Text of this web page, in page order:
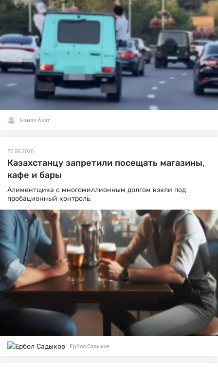
Наиля Ахат
25.06.2026
Казахстанцу запретили посещать магазины,
кафе и бары
Алиментщика с многомиллионным долгом взяли под
пробационный контроль.
Ербол Садыков